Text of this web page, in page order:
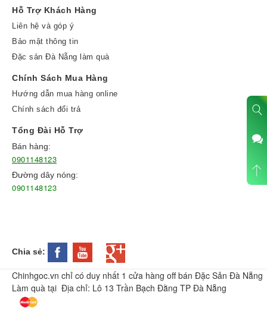
Hỗ Trợ Khách Hàng
Liên hệ và góp ý
Bảo mật thông tin
Đặc sản Đà Nẵng làm quà
Chính Sách Mua Hàng
Hướng dẫn mua hàng online
Chính sách đổi trả
Tổng Đài Hỗ Trợ
Bán hàng:
0901148123
Đường dây nóng:
0901148123
Chia sẻ:
Chinhgoc.vn chỉ có duy nhất 1 cửa hàng off bán Đặc Sản Đà Nẵng
Làm quà tại Địa chỉ: Lô 13 Trần Bạch Đằng TP Đà Nẵng